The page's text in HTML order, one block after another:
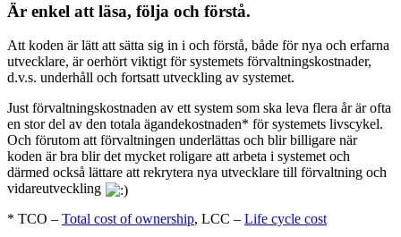
Är enkel att läsa, följa och förstå.
Att koden är lätt att sätta sig in i och förstå, både för nya och erfarna
utvecklare, är oerhört viktigt för systemets förvaltningskostnader,
d.v.s. underhåll och fortsatt utveckling av systemet.
Just förvaltningskostnaden av ett system som ska leva flera år är ofta
en stor del av den totala ägandekostnaden* för systemets livscykel.
Och förutom att förvaltningen underlättas och blir billigare när
koden är bra blir det mycket roligare att arbeta i systemet och
därmed också lättare att rekrytera nya utvecklare till förvaltning och
vidareutveckling
* TCO – Total cost of ownership, LCC – Life cycle cost